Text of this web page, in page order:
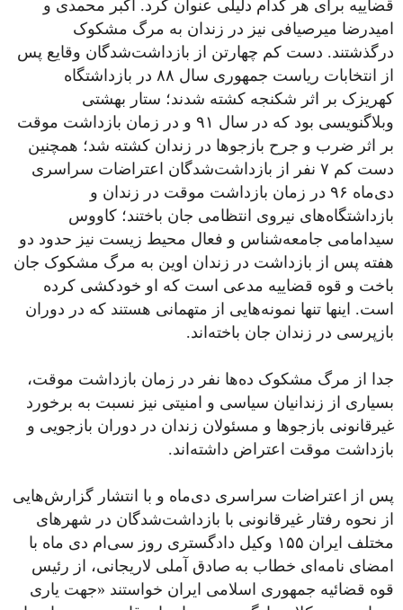
قضاییه برای هر کدام دلیلی عنوان کرد. اکبر محمدی و
امیدرضا میرصیافی نیز در زندان به مرگ مشکوک
درگذشتند. دست کم چهارتن از بازداشت‌شدگان وقایع پس
از انتخابات ریاست جمهوری سال ۸۸ در بازداشتگاه
کهریزک بر اثر شکنجه کشته شدند؛ ستار بهشتی
وبلاگنویسی بود که در سال ۹۱ و در زمان بازداشت موقت
بر اثر ضرب و جرح بازجوها در زندان کشته شد؛ همچنین
دست کم ۷ نفر از بازداشت‌شدگان اعتراضات سراسری
دی‌ماه ۹۶ در زمان بازداشت موقت در زندان و
بازداشتگاه‌های نیروی انتظامی جان باختند؛ کاووس
سیدامامی جامعه‌شناس و فعال محیط زیست نیز حدود دو
هفته پس از بازداشت در زندان اوین به مرگ مشکوک جان
باخت و قوه قضاییه مدعی است که او خودکشی کرده
است. اینها تنها نمونه‌هایی از متهمانی هستند که در دوران
بازپرسی در زندان جان باخته‌اند.
جدا از مرگ مشکوک ده‌ها نفر در زمان بازداشت موقت،
بسیاری از زندانیان سیاسی و امنیتی نیز نسبت به برخورد
غیرقانونی بازجوها و مسئولان زندان در دوران بازجویی و
بازداشت موقت اعتراض داشته‌اند.
پس از اعتراضات سراسری دی‌ماه و با انتشار گزارش‌هایی
از نحوه رفتار غیرقانونی با بازداشت‌شدگان در شهرهای
مختلف ایران ۱۵۵ وکیل دادگستری روز سی‌ام دی ماه با
امضای نامه‌ای خطاب به صادق آملی لاریجانی، از رئیس
قوه قضائیه جمهوری اسلامی ایران خواستند «جهت یاری